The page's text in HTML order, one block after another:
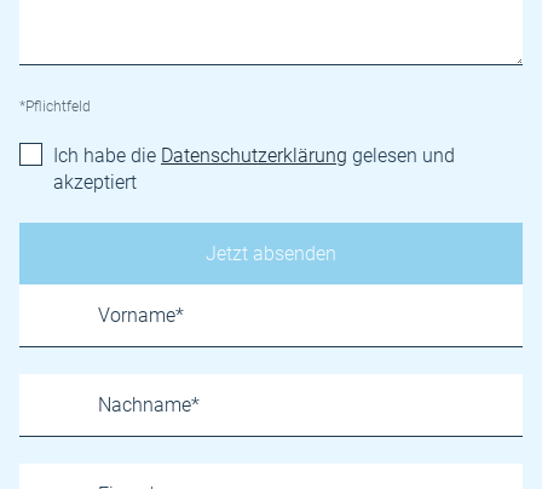
*Pflichtfeld
Ich habe die Datenschutzerklärung gelesen und
akzeptiert